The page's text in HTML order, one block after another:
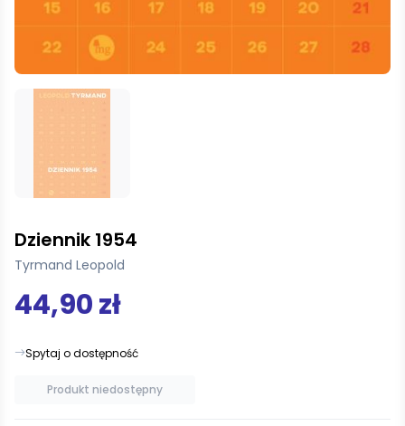
Dziennik 1954
Tyrmand Leopold
44,90 zł
Spytaj o dostępność
Produkt niedostępny